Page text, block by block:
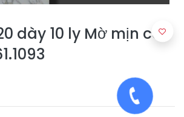
dày 10 ly Mờ mịn cao